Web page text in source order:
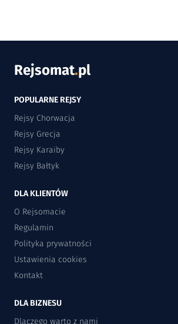
Rejsomat.pl
POPULARNE REJSY
Rejsy Chorwacja
Rejsy Grecja
Rejsy Karaiby
Rejsy Bałtyk
DLA KLIENTÓW
O Rejsomacie
Regulamin
Polityka prywatności
Ustawienia cookies
Kontakt
DLA BIZNESU
Dlaczego warto z nami